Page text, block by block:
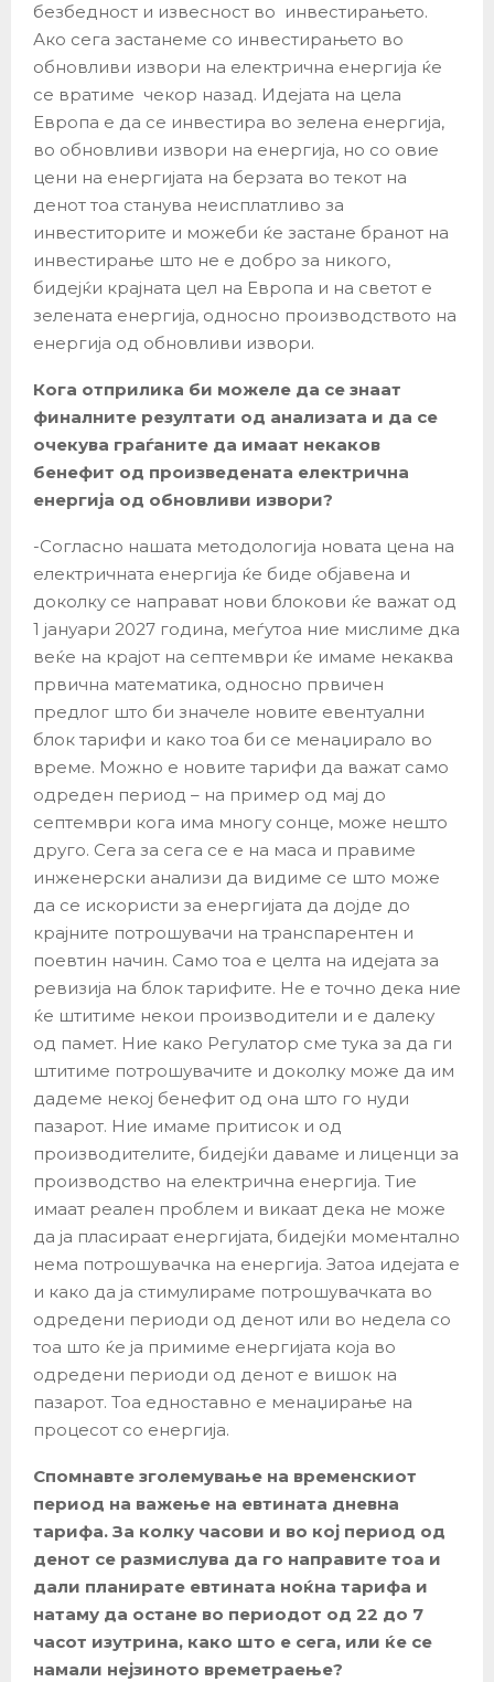
безбедност и извесност во инвестирањето.
Ако сега застанеме со инвестирањето во
обновливи извори на електрична енергија ќе
се вратиме чекор назад. Идејата на цела
Европа е да се инвестира во зелена енергија,
во обновливи извори на енергија, но со овие
цени на енергијата на берзата во текот на
денот тоа станува неисплатливо за
инвеститорите и можеби ќе застане бранот на
инвестирање што не е добро за никого,
бидејќи крајната цел на Европа и на светот е
зелената енергија, односно производството на
енергија од обновливи извори.
Кога отприлика би можеле да се знаат
финалните резултати од анализата и да се
очекува граѓаните да имаат некаков
бенефит од произведената електрична
енергија од обновливи извори?
-Согласно нашата методологија новата цена на
електричната енергија ќе биде објавена и
доколку се направат нови блокови ќе важат од
1 јануари 2027 година, меѓутоа ние мислиме дка
веќе на крајот на септември ќе имаме некаква
првична математика, односно првичен
предлог што би значеле новите евентуални
блок тарифи и како тоа би се менаџирало во
време. Можно е новите тарифи да важат само
одреден период – на пример од мај до
септември кога има многу сонце, може нешто
друго. Сега за сега се е на маса и правиме
инженерски анализи да видиме се што може
да се искористи за енергијата да дојде до
крајните потрошувачи на транспарентен и
поевтин начин. Само тоа е целта на идејата за
ревизија на блок тарифите. Не е точно дека ние
ќе штитиме некои производители и е далеку
од памет. Ние како Регулатор сме тука за да ги
штитиме потрошувачите и доколку може да им
дадеме некој бенефит од она што го нуди
пазарот. Ние имаме притисок и од
производителите, бидејќи даваме и лиценци за
производство на електрична енергија. Тие
имаат реален проблем и викаат дека не може
да ја пласираат енергијата, бидејќи моментално
нема потрошувачка на енергија. Затоа идејата е
и како да ја стимулираме потрошувачката во
одредени периоди од денот или во недела со
тоа што ќе ја примиме енергијата која во
одредени периоди од денот е вишок на
пазарот. Тоа едноставно е менаџирање на
процесот со енергија.
Спомнавте зголемување на временскиот
период на важење на евтината дневна
тарифа. За колку часови и во кој период од
денот се размислува да го направите тоа и
дали планирате евтината ноќна тарифа и
натаму да остане во периодот од 22 до 7
часот изутрина, како што е сега, или ќе се
намали нејзиното времетраење?